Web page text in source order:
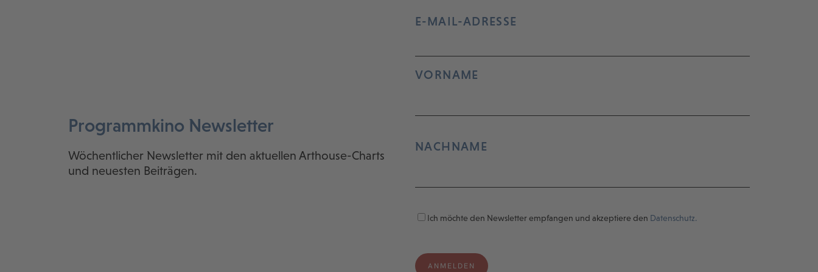
Programmkino Newsletter
Wöchentlicher Newsletter mit den aktuellen Arthouse-Charts
und neuesten Beiträgen.
E-MAIL-ADRESSE
VORNAME
NACHNAME
Ich möchte den Newsletter empfangen und akzeptiere den Datenschutz.